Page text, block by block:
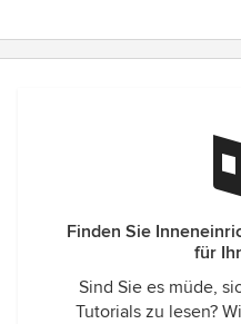
Finden Sie
für
Sind Sie es müde,
Tutorials zu lesen?